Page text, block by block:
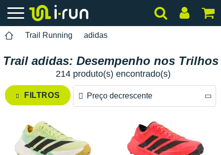
Trail Running adidas
Trail adidas: Desempenho nos Trilhos
214 produto(s) encontrado(s)
FILTROS Preço decrescente
Preço crescente